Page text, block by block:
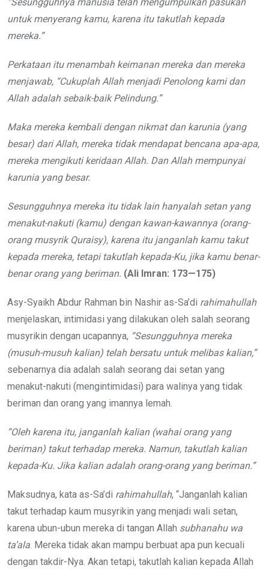
untuk menyerang kamu, karena itu takutlah kepada
mereka.”
Perkataan itu menambah keimanan mereka dan mereka
menjawab, “Cukuplah Allah menjadi Penolong kami dan
Allah adalah sebaik-baik Pelindung.”
Maka mereka kembali dengan nikmat dan karunia (yang
besar) dari Allah, mereka tidak mendapat bencana apa-apa,
mereka mengikuti keridaan Allah. Dan Allah mempunyai
karunia yang besar.
Sesungguhnya mereka itu tidak lain hanyalah setan yang
menakut-nakuti (kamu) dengan kawan-kawannya (orang-
orang musyrik Quraisy), karena itu janganlah kamu takut
kepada mereka, tetapi takutlah kepada-Ku, jika kamu benar-
benar orang yang beriman. (Ali Imran: 173—175)
Asy-Syaikh Abdur Rahman bin Nashir as-Sa’di rahimahullah
menjelaskan, intimidasi yang dilakukan oleh salah seorang
musyrikin dengan ucapannya, “Sesungguhnya mereka
(musuh-musuh kalian) telah bersatu untuk melibas kalian,”
sebenarnya dia adalah salah seorang dai setan yang
menakut-nakuti (mengintimidasi) para walinya yang tidak
beriman dan orang yang imannya lemah.
“Oleh karena itu, janganlah kalian (wahai orang yang
beriman) takut terhadap mereka. Namun, takutlah kalian
kepada-Ku. Jika kalian adalah orang-orang yang beriman.”
Maksudnya, kata as-Sa’di rahimahullah, “Janganlah kalian
takut terhadap kaum musyrikin yang menjadi wali setan,
karena ubun-ubun mereka di tangan Allah subhanahu wa
ta’ala . Mereka tidak akan mampu berbuat apa pun kecuali
dengan takdir-Nya. Akan tetapi, takutlah kalian kepada Allah